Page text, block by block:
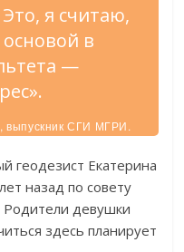
я считаю,
в
—
выпускник СГИ МГРИ.
геодезист Екатерина
назад по совету
Родители девушки
здесь планирует